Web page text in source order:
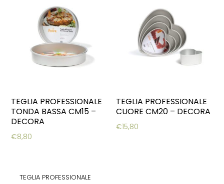
TEGLIA PROFESSIONALE
TONDA BASSA CM15 –
DECORA
€8,80
TEGLIA PROFESSIONALE
CUORE CM20 – DECORA
€15,80
TEGLIA PROFESSIONALE